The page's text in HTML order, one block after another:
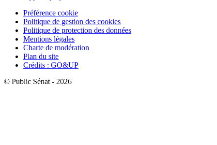
Préférence cookie
Politique de gestion des cookies
Politique de protection des données
Mentions légales
Charte de modération
Plan du site
Crédits : GO&UP
© Public Sénat - 2026